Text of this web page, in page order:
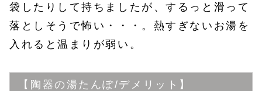
袋したりして持ちましたが、するっと滑って
落としそうで怖い・・・。熱すぎないお湯を
入れると温まりが弱い。
【陶器の湯たんぽ/デメリット】